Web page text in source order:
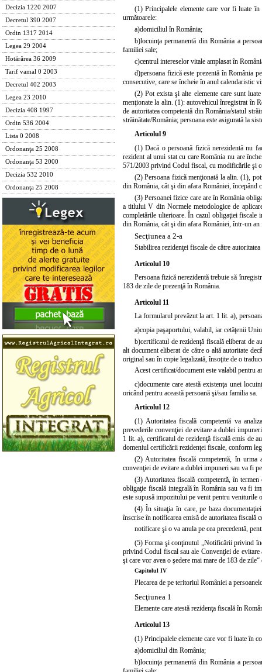
Decizia 1220 2007
Decretul 390 2007
Ordin 1317 2014
Legea 29 2004
Hotărârea 36 2009
Tarif vamal 0 2003
Decretul 402 2003
Legea 23 2010
Decizia 408 1997
Ordin 536 2004
Lista 0 2008
Ordonanţa 25 2008
Ordonanţa 53 2000
Decizia 532 2010
Ordonanţa 25 2008
(1) Principalele elemente care vor fi luate în
următoarele:
a)domiciliul în România;
b)locuinţa permanentă din România a
familiei sale;
c)centrul intereselor vitale amplasat în
d)persoana fizică este prezentă în România
consecutive, care se încheie în anul calendaristic
(2) Pot exista şi alte elemente care sunt
menţionate la alin. (1): autovehicul înregistrat în
de autoritatea competentă din România/statul
străinătate/România; persoana este asigurată la
Articolul 9
(1) Dacă o persoană fizică nerezidentă nu
rezident al unui stat cu care România nu are
571/2003 privind Codul fiscal, cu modificările şi
(2) Persoana fizică menţionată la alin. (1),
din România, cât şi din afara României, începând
(3) Persoanei fizice care are în România
a titlului V din Normele metodologice de
completările ulterioare. În cazul obligaţiei fiscale
din România, cât şi din afara României, într-un an
Secţiunea a 2-a
Stabilirea rezidenţei fiscale de către
Articolul 10
Persoana fizică nerezidentă trebuie să
183 de zile de prezenţă în România.
Articolul 11
La formularul prevăzut la art. 1 lit. a),
a)copia paşaportului, valabil, iar cetăţenii
b)certificatul de rezidenţă fiscală eliberat de
alt document eliberat de către o altă autoritate
original sau în copie legalizată, însoţite de o
Acest certificat/document este valabil pentru
c)documente care atestă existenţa unei
oricând pentru această persoană şi/sau familia sa.
Articolul 12
(1) Autoritatea fiscală competentă va
prevederile convenţiei de evitare a dublei
1 lit. a), certificatul de rezidenţă fiscală emis de
domeniul certificării rezidenţei fiscale, conform
(2) Autoritatea fiscală competentă, în urma
convenţiei de evitare a dublei impuneri sau va fi
(3) Autoritatea fiscală competentă, în
obligaţie fiscală integrală în România sau va fi
este supusă impozitului pe venit pentru veniturile
(4) În situaţia în care, pe baza
înscrise în notificarea emisă de autoritatea fiscală
notificare şi o va anula pe cea precedentă,
(5) Forma şi conţinutul „Notificării privind
privindCodul fiscalsau ale Convenţiei de evitare
şi care vor avea o şedere mai mare de 183 de
Capitolul IV
Plecarea de pe teritoriul României a
Secţiunea 1
Elemente care atestă rezidenţa fiscală în
Articolul 13
(1) Principalele elemente care vor fi luate în
a)domiciliul din România;
b)locuinţa permanentă din România a